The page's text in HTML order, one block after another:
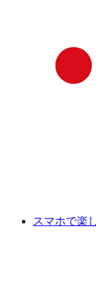
スマホで楽